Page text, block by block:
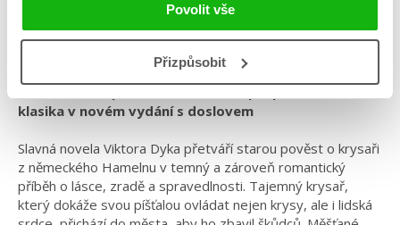
Povolit vše
Přizpůsobit
#krysař
#standalone #viktordyk
klasika v novém vydání s doslovem
Slavná novela Viktora Dyka přetváří starou pověst o krysaři
z německého Hamelnu v temný a zároveň romantický
příběh o lásce, zradě a spravedlnosti. Tajemný krysař,
který dokáže svou píšťalou ovládat nejen krysy, ale i lidská